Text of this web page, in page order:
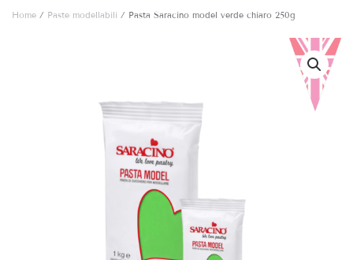
Home / Paste modellabili / Pasta Saracino model verde chiaro 250g